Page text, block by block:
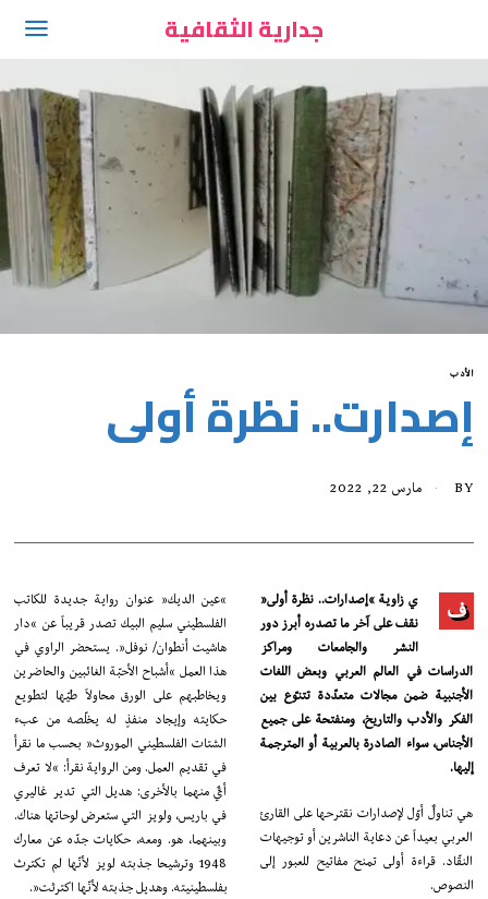
الأدب
إصدارت.. نظرة أولى
جدارية الثقافية
BY مارس 22, 2022
ف
ي زاوية “إصدارات.. نظرة أولى”
نقف على آخر ما تصدره أبرز دور
النشر والجامعات ومراكز
الدراسات في العالم العربي وبعض اللغات
الأجنبية ضمن مجالات متعدّدة تتنوّع بين
الفكر والأدب والتاريخ، ومنفتحة على جميع
الأجناس، سواء الصادرة بالعربية أو المترجمة
إليها.
هي تناولٌ أوّل لإصدارات نقترحها على القارئ
العربي بعيداً عن دعاية الناشرين أو توجيهات
النقّاد. قراءة أولى تمنح مفاتيح للعبور إلى
النصوص.
“عين الديك” عنوان رواية جديدة للكاتب
الفلسطيني سليم البيك تصدر قريباً عن “دار
هاشيت أنطوان/ نوفل”. يستحضر الراوي في
هذا العمل “أشباح الأحبّة الغائبين والحاضرين
ويخاطبهم على الورق محاولاً طيّها لتطويع
حكايته وإيجاد منفذٍ له يخلّصه من عبء
الشتات الفلسطيني الموروث” بحسب ما نقرأ
في تقديم العمل. ومن الرواية نقرأ: “لا تعرف
أيٌّ منهما بالأخرى: هديل التي تدير غاليري
في باريس، ولويز التي ستعرض لوحاتها هناك.
وبينهما، هو. ومعه، حكايات جدّه عن معارك
1948 وترشيحا جذبته لويز لأنّها لم تكترث
بفلسطينيته. وهديل جذبته لأنّها اكترثت”.